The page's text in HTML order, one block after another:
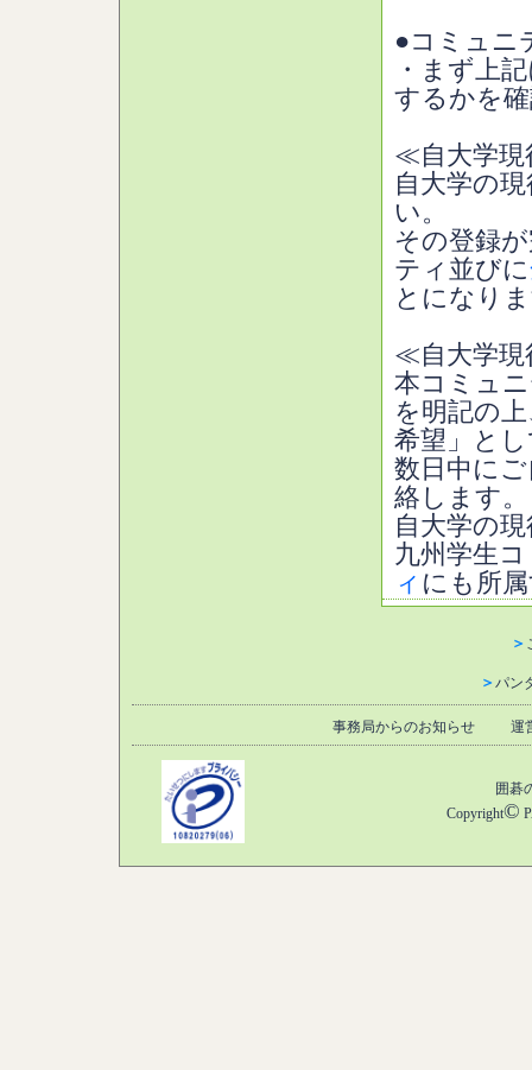
●コミュニ
・まず上
するかを
≪自大学現
自大学の
い。
その登録
ティ並びに
とになり
≪自大学現
本コミュ
を明記の
希望」と
数日中に
絡します。
自大学の
九州学生
ィ にも所
＞
＞ パン
事務局からのお知らせ 運
囲碁
Copyright©